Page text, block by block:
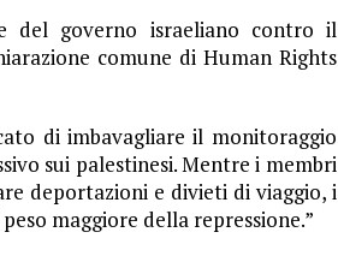
del governo israeliano contro il
comune di Human Rights
di imbavagliare il monitoraggio
sui palestinesi. Mentre i membri
deportazioni e divieti di viaggio, i
maggiore della repressione.”